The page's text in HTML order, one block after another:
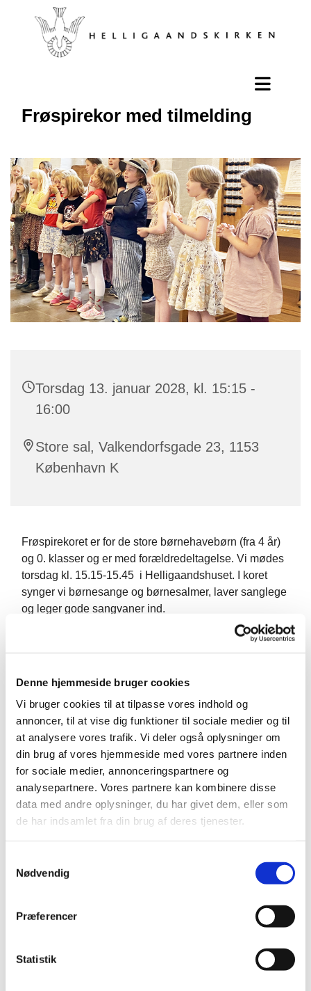
Denne hjemmeside bruger cookies
Vi bruger cookies til at tilpasse vores indhold og
annoncer, til at vise dig funktioner til sociale medier og til
at analysere vores trafik. Vi deler også oplysninger om
din brug af vores hjemmeside med vores partnere inden
for sociale medier, annonceringspartnere og
analysepartnere. Vores partnere kan kombinere disse
data med andre oplysninger, du har givet dem, eller som
de har indsamlet fra din brug af deres tjenester.
Nødvendig
Præferencer
Statistik
Frøspirekor med tilmelding
Torsdag 13. januar 2028, kl. 15:15 -
16:00
Store sal, Valkendorfsgade 23, 1153
København K
Frøspirekoret er for de store børnehavebørn (fra 4 år)
og 0. klasser og er med forældredeltagelse. Vi mødes
torsdag kl. 15.15-15.45 i Helligaandshuset. I koret
synger vi børnesange og børnesalmer, laver sanglege
og leger gode sangvaner ind.
Pernille Tjørnemark varetager undervisningen. Hun er
musikpædagog uddannet fra Det Kongelige
ledelse af børnekor.
Der kommer halvårligt et tilmeldingslink på
hjemmesiden.